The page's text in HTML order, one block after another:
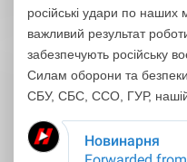
російські удари по наших
важливий результат
забезпечують російську
Силам оборони та
СБУ, СБС, ССО, ГУР, нашій